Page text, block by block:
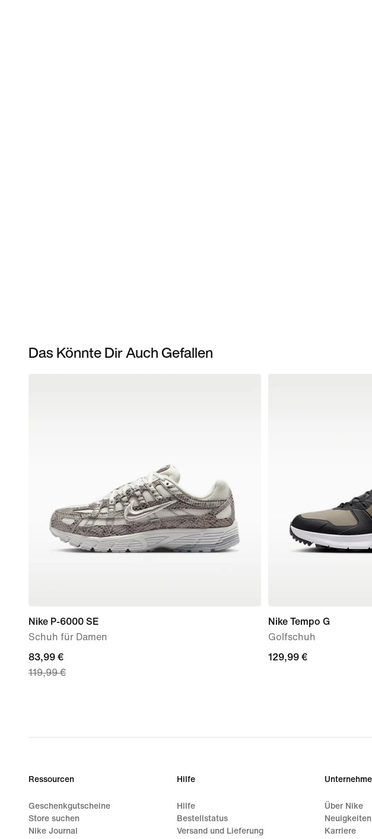
Das Könnte Dir Auch Gefallen
Nike P-6000 SE
Schuh für Damen
current
price
119,99 €
83,99 €
119,99 €
Nike Tempo G
Golfschuh
129,99 €
129,99 €
Ressourcen
Geschenkgutscheine
Store suchen
Nike Journal
Hilfe
Hilfe
Bestellstatus
Versand und Lieferung
Über Nike
Neuigkeiten
Karriere